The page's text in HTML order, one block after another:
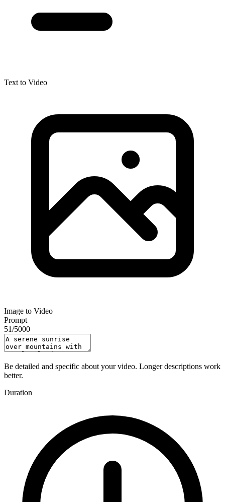
Text to Video
Image to Video
Prompt
51/5000
Be detailed and specific about your video. Longer descriptions work
better.
Duration